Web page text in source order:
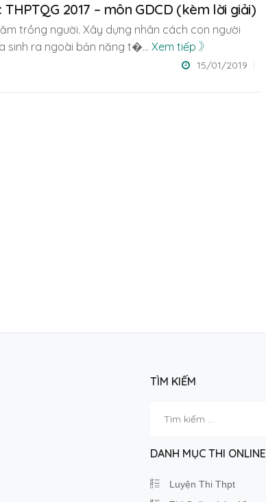
2017 – môn GDCD (kèm lời giải)
trồng người. Xây dựng nhân cách con người
sinh ra ngoài bản năng t�... Xem tiếp
15/01/2019
TÌM KIẾM
kiếm
DANH MỤC THI ONLINE
Luyện Thi Thpt